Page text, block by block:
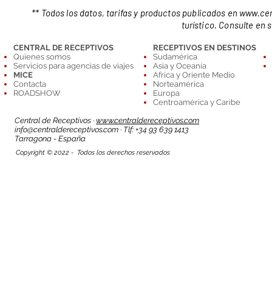
** Todos los datos, tarifas y productos publicados en
turístico. Consulte en
CENTRAL DE RECEPTIVOS
Quienes somos
Servicios para agencias de viajes
MICE
Contacta
ROADSHOW
RECEPTIVOS EN DESTINOS
Sudamérica
Asia y Oceanía
Africa y Oriente Medio
Norteamérica
Europa
Centroamérica y Caribe
Central de Receptivos · www.centraldereceptivos.com
info@centraldereceptivos.com · Tlf: +34 93 639 1413
Tarragona - España
Copyright © 2022 - Todos los derechos reservados